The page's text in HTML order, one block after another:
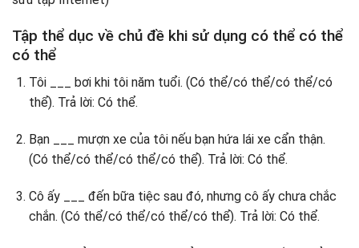
Tập thể dục về chủ đề khi sử dụng có thể có thể
có thể
Tôi ___ bơi khi tôi năm tuổi. (Có thể/có thể/có thể/có
thể). Trả lời: Có thể.
Bạn ___ mượn xe của tôi nếu bạn hứa lái xe cẩn thận.
(Có thể/có thể/có thể/có thể). Trả lời: Có thể.
Cô ấy ___ đến bữa tiệc sau đó, nhưng cô ấy chưa chắc
chắn. (Có thể/có thể/có thể/có thể). Trả lời: Có thể.